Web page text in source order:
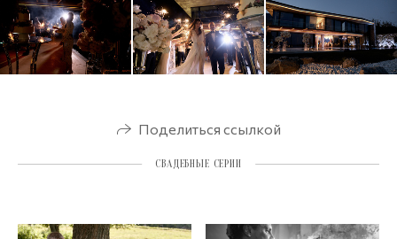
Поделиться ссылкой
СВАДЕБНЫЕ СЕРИИ